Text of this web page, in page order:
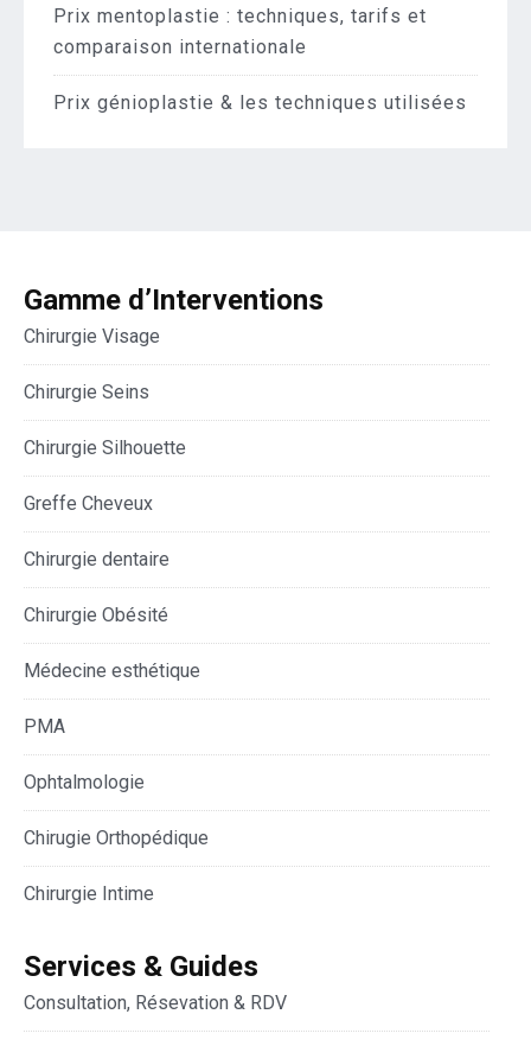
Prix mentoplastie : techniques, tarifs et
comparaison internationale
Prix génioplastie & les techniques utilisées
Gamme d’Interventions
Chirurgie Visage
Chirurgie Seins
Chirurgie Silhouette
Greffe Cheveux
Chirurgie dentaire
Chirurgie Obésité
Médecine esthétique
PMA
Ophtalmologie
Chirugie Orthopédique
Chirurgie Intime
Services & Guides
Consultation, Résevation & RDV